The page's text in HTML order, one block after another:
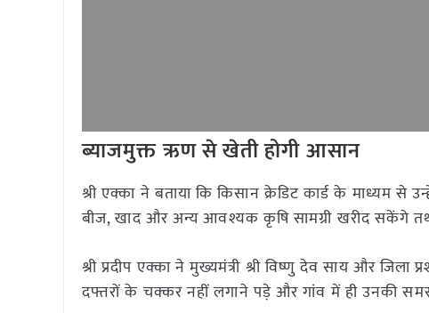
ब्याजमुक्त ऋण से खेती होगी आसान
श्री एक्का ने बताया कि किसान क्रेडिट कार्ड के माध्यम
बीज, खाद और अन्य आवश्यक कृषि सामग्री खरीद सकेंगे
श्री प्रदीप एक्का ने मुख्यमंत्री श्री विष्णु देव साय और
दफ्तरों के चक्कर नहीं लगाने पड़े और गांव में ही उनकी